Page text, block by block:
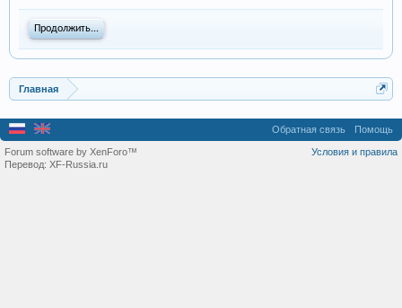
Продолжить...
Главная
Обратная связь Помощь
Условия и правила
Forum software by XenForo™
Перевод: XF-Russia.ru